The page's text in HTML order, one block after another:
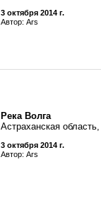
3 октября 2014 г.
Автор: Ars
Река Волга
Астраханская
3 октября 2014 г.
Автор: Ars